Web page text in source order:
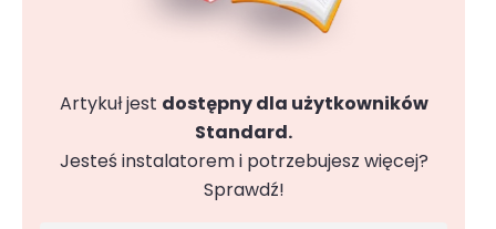
Artykuł jest dostępny dla użytkowników
Standard.
Jesteś instalatorem i potrzebujesz więcej?
Sprawdź!